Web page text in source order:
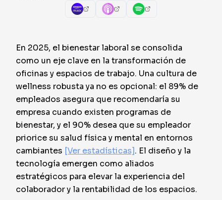
En 2025, el bienestar laboral se consolida
como un eje clave en la transformación de
oficinas y espacios de trabajo. Una cultura de
wellness robusta ya no es opcional: el 89% de
empleados asegura que recomendaría su
empresa cuando existen programas de
bienestar, y el 90% desea que su empleador
priorice su salud física y mental en entornos
cambiantes [Ver estadísticas]. El diseño y la
tecnología emergen como aliados
estratégicos para elevar la experiencia del
colaborador y la rentabilidad de los espacios.